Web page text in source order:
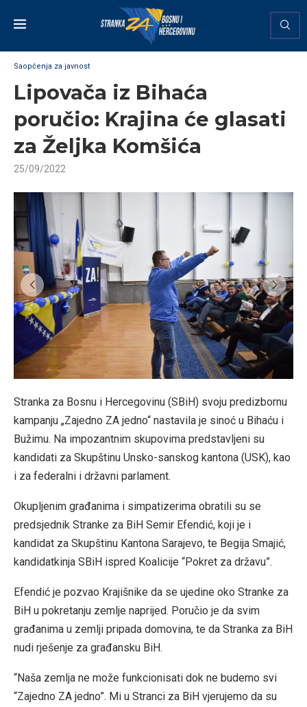
Saopćenja za javnost
Lipovača iz Bihaća
poručio: Krajina će glasati
za Željka Komšića
25/09/2022
Stranka za Bosnu i Hercegovinu (SBiH) svoju predizbornu
kampanju „Zajedno ZA jedno“ nastavila je sinoć u Bihaću i
Bužimu. Na impozantnim skupovima predstavljeni su
kandidati za Skupštinu Unsko-sanskog kantona (USK), kao
i za federalni i državni parlament.
Okupljenim građanima i simpatizerima obratili su se
predsjednik Stranke za BiH Semir Efendić, koji je i
kandidat za Skupštinu Kantona Sarajevo, te Begija Smajić,
kandidatkinja SBiH ispred Koalicije “Pokret za državu”.
Efendić je pozvao Krajišnike da se ujedine oko Stranke za
BiH u pokretanju zemlje naprijed. Poručio je da svim
građanima u zemlji pripada domovina, te da Stranka za BiH
nudi rješenje za građansku BiH.
“Naša zemlja ne može funkcionisati dok ne budemo svi
“Zajedno ZA jedno”. Mi u Stranci za BiH vjerujemo da su